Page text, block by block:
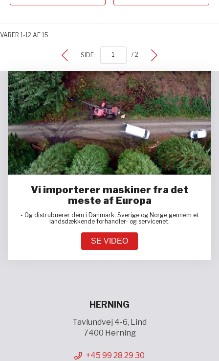
VARER 1-12 AF 15
SIDE: / 2
Vi importerer maskiner fra det
meste af Europa
- Og distrubuerer dem i Danmark, Sverige og Norge gennem et
landsdækkende forhandler- og servicenet.
SE VIDEO
HERNING
Tavlundvej 4-6, Lind
7400 Herning
+45 99 28 29 30